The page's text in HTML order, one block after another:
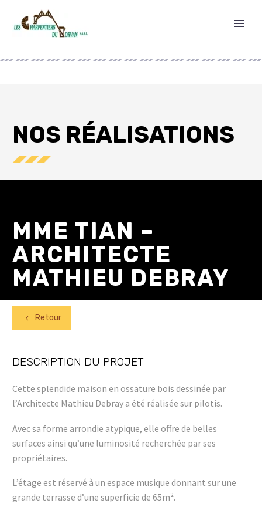
NOS RÉALISATIONS
MME TIAN –
ARCHITECTE
MATHIEU DEBRAY
4 Retour
DESCRIPTION DU PROJET
Cette splendide maison en ossature bois dessinée par
l’Architecte Mathieu Debray a été réalisée sur pilotis.
Avec sa forme arrondie atypique, elle offre de belles
surfaces ainsi qu’une luminosité recherchée par ses
propriétaires.
L’étage est réservé à un espace musique donnant sur une
grande terrasse d’une superficie de 65m².